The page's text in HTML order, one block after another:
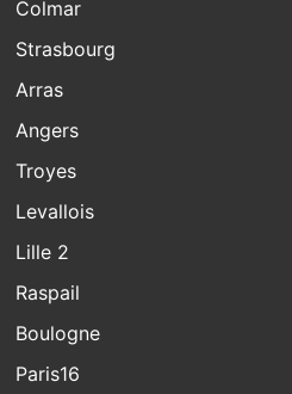
Colmar
Strasbourg
Arras
Angers
Troyes
Levallois
Lille 2
Raspail
Boulogne
Paris16